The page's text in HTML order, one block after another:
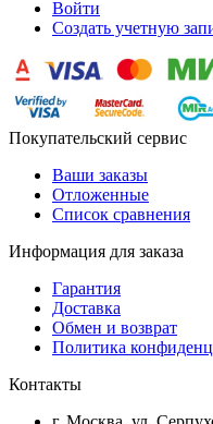
Войти
Создать учетную
Покупательский сервис
Ваши заказы
Отложенные
Список сравнения
Информация для заказа
Гарантия
Доставка
Обмен и возврат
Политика
Контакты